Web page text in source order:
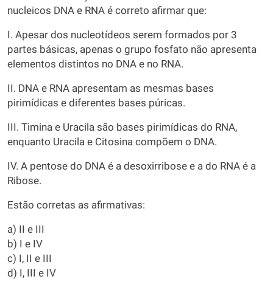
nucleicos DNA e RNA é correto afirmar que:
I. Apesar dos nucleotídeos serem formados por 3
partes básicas, apenas o grupo fosfato não apresenta
elementos distintos no DNA e no RNA.
II. DNA e RNA apresentam as mesmas bases
pirimídicas e diferentes bases púricas.
III. Timina e Uracila são bases pirimídicas do RNA,
enquanto Uracila e Citosina compõem o DNA.
IV. A pentose do DNA é a desoxirribose e a do RNA é a
Ribose.
Estão corretas as afirmativas:
a) II e III
b) I e IV
c) I, II e III
d) I, III e IV